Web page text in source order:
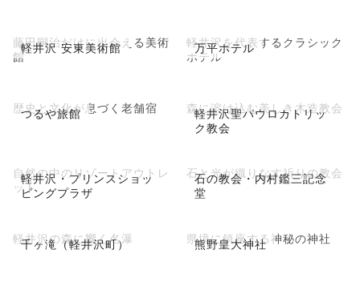
軽井沢 安東美術館
藤田嗣治だけに出会える美術
館
万平ホテル
軽井沢を代表するクラシック
ホテル
つるや旅館
歴史と文化が息づく老舗宿
軽井沢聖パウロカトリッ
ク教会
森に溶け込む美しき木造教会
軽井沢・プリンスショッ
ピングプラザ
自然の中のリゾートアウトレ
ット
石の教会・内村鑑三記念
堂
石と光が織りなす祈りの教会
千ヶ滝（軽井沢町）
軽井沢の森に響く名瀑 熊野皇大神社
県境に鎮座する神秘の神社